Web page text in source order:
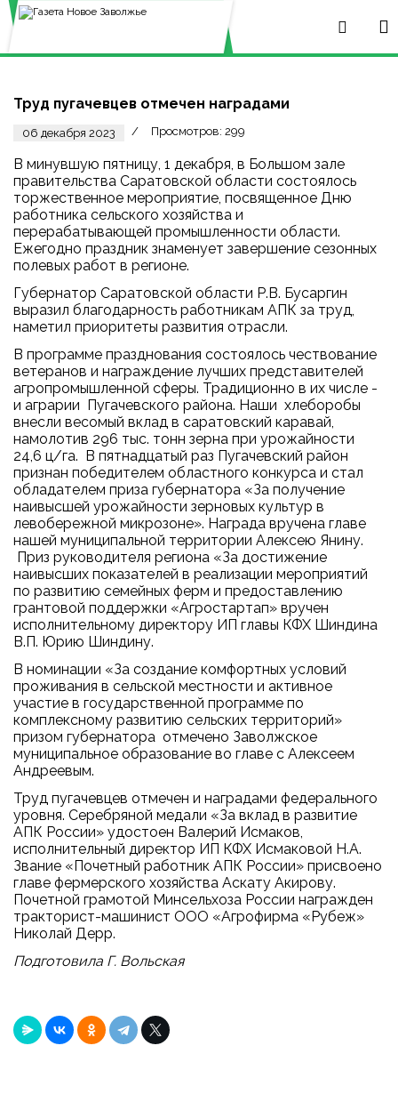
Труд пугачевцев отмечен наградами
06 декабря 2023 Просмотров: 299
В минувшую пятницу, 1 декабря, в Большом зале
правительства Саратовской области состоялось
торжественное мероприятие, посвященное Дню
работника сельского хозяйства и
перерабатывающей промышленности области.
Ежегодно праздник знаменует завершение сезонных
полевых работ в регионе.
Губернатор Саратовской области Р.В. Бусаргин
выразил благодарность работникам АПК за труд,
наметил приоритеты развития отрасли.
В программе празднования состоялось чествование
ветеранов и награждение лучших представителей
агропромышленной сферы. Традиционно в их числе -
и аграрии Пугачевского района. Наши хлеборобы
внесли весомый вклад в саратовский каравай,
намолотив 296 тыс. тонн зерна при урожайности
24,6 ц/га. В пятнадцатый раз Пугачевский район
признан победителем областного конкурса и стал
обладателем приза губернатора «За получение
наивысшей урожайности зерновых культур в
левобережной микрозоне». Награда вручена главе
нашей муниципальной территории Алексею Янину.
Приз руководителя региона «За достижение
наивысших показателей в реализации мероприятий
по развитию семейных ферм и предоставлению
грантовой поддержки «Агростартап» вручен
исполнительному директору ИП главы КФХ Шиндина
В.П. Юрию Шиндину.
В номинации «За создание комфортных условий
проживания в сельской местности и активное
участие в государственной программе по
комплексному развитию сельских территорий»
призом губернатора отмечено Заволжское
муниципальное образование во главе с Алексеем
Андреевым.
Труд пугачевцев отмечен и наградами федерального
уровня. Серебряной медали «За вклад в развитие
АПК России» удостоен Валерий Исмаков,
исполнительный директор ИП КФХ Исмаковой Н.А.
Звание «Почетный работник АПК России» присвоено
главе фермерского хозяйства Аскату Акирову.
Почетной грамотой Минсельхоза России награжден
тракторист-машинист ООО «Агрофирма «Рубеж»
Николай Дерр.
Подготовила Г. Вольская